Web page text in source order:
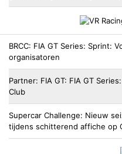
BRCC FIA GT Series: Sprint:
organisatoren
Partner FIA GT FIA GT
Club
Supercar Challenge
Nieuw
tijdens schitterend affiche op